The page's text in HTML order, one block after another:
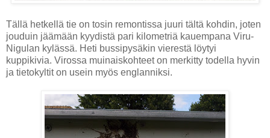
Tällä hetkellä tie on tosin remontissa juuri tältä kohdin, joten
jouduin jäämään kyydistä pari kilometriä kauempana Viru-
Nigulan kylässä. Heti bussipysäkin vierestä löytyi
kuppikivia. Virossa muinaiskohteet on merkitty todella hyvin
ja tietokyltit on usein myös englanniksi.